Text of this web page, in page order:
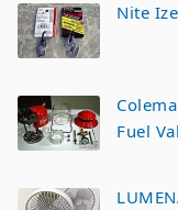
Nite
Fuel